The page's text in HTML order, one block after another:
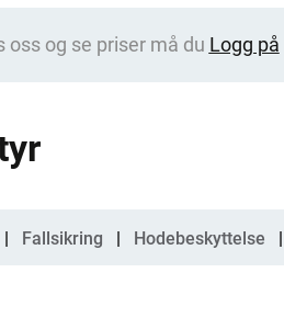
oss og se priser må du Logg på
Fallsikring Hodebeskyttelse